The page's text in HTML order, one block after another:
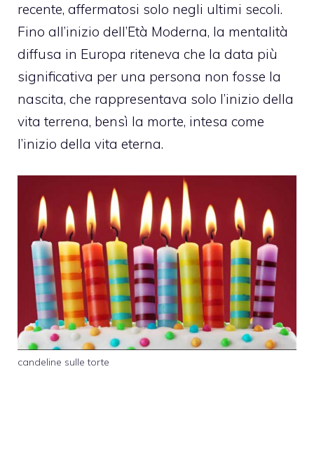
recente, affermatosi solo negli ultimi secoli.
Fino all’inizio dell’Età Moderna, la mentalità
diffusa in Europa riteneva che la data più
significativa per una persona non fosse la
nascita, che rappresentava solo l’inizio della
vita terrena, bensì la morte, intesa come
l’inizio della vita eterna.
candeline sulle torte